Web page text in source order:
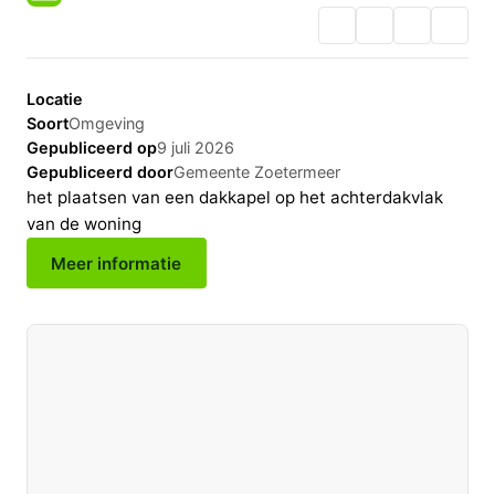
Locatie
SoortOmgeving
Gepubliceerd op9 juli 2026
Gepubliceerd doorGemeente Zoetermeer
het plaatsen van een dakkapel op het achterdakvlak
van de woning
Meer informatie